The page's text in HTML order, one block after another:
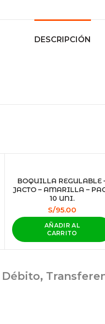
DESCRIPCIÓN
BOQUILLA REGULABLE
JACTO – AMARILLA –
10 UNI.
S/95.00
AÑADIR AL
CARRITO